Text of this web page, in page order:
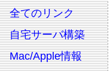
全てのリンク
自宅サーバ構築
Mac/Apple情報